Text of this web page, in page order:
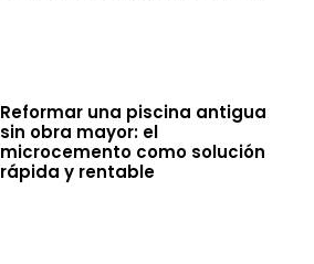
Reformar una piscina antigua
sin obra mayor: el
microcemento como solución
rápida y rentable